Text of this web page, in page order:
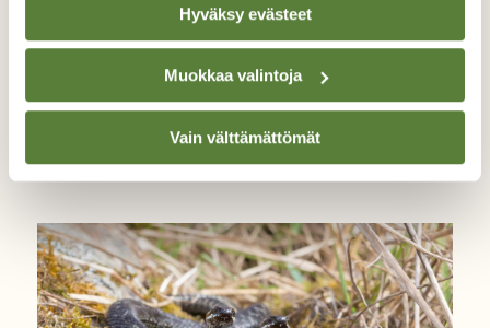
Hyväksy evästeet
Muokkaa valintoja
Vain välttämättömät
KYSY LUONNOSTA
Kysy luonnosta: Ovatko punkit
kannibaaleja?